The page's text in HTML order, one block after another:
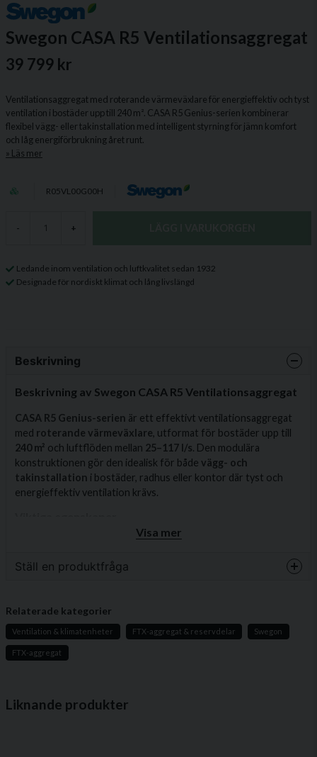
Swegon CASA R5 Ventilationsaggregat
39 799 kr
Ventilationsaggregat med roterande värmeväxlare för energieffektiv och tyst
ventilation i bostäder upp till 240 m². CASA R5 Genius-serien kombinerar
flexibel vägg- eller takinstallation med intelligent styrning för jämn komfort
och låg energiförbrukning året runt.
Läs mer
R05VL00G00H
- +
Ledande inom ventilation och luftkvalitet sedan 1932
Designade för nordiskt klimat och lång livslängd
Liknande produkter
Beskrivning
Beskrivning av Swegon CASA R5 Ventilationsaggregat
CASA R5 Genius-serien är ett effektivt ventilationsaggregat
med roterande värmeväxlare , utformat för bostäder upp till
240 m² och luftflöden mellan 25–117 l/s. Den modulära
konstruktionen gör den idealisk för både vägg- och
takinstallation i bostäder, radhus eller kontor där tyst och
energieffektiv ventilation krävs.
väggmonteringskit och
kondensavlopp
Styrningvia spiskåpa, kontrollpanel eller mobilapp
(iOS/Android)
Modbus-kompatibel
och VOC
Visa mer
Ställ en produktfråga
Relaterade kategorier
Ventilation & klimatenheter FTX-aggregat & reservdelar Swegon
FTX-aggregat